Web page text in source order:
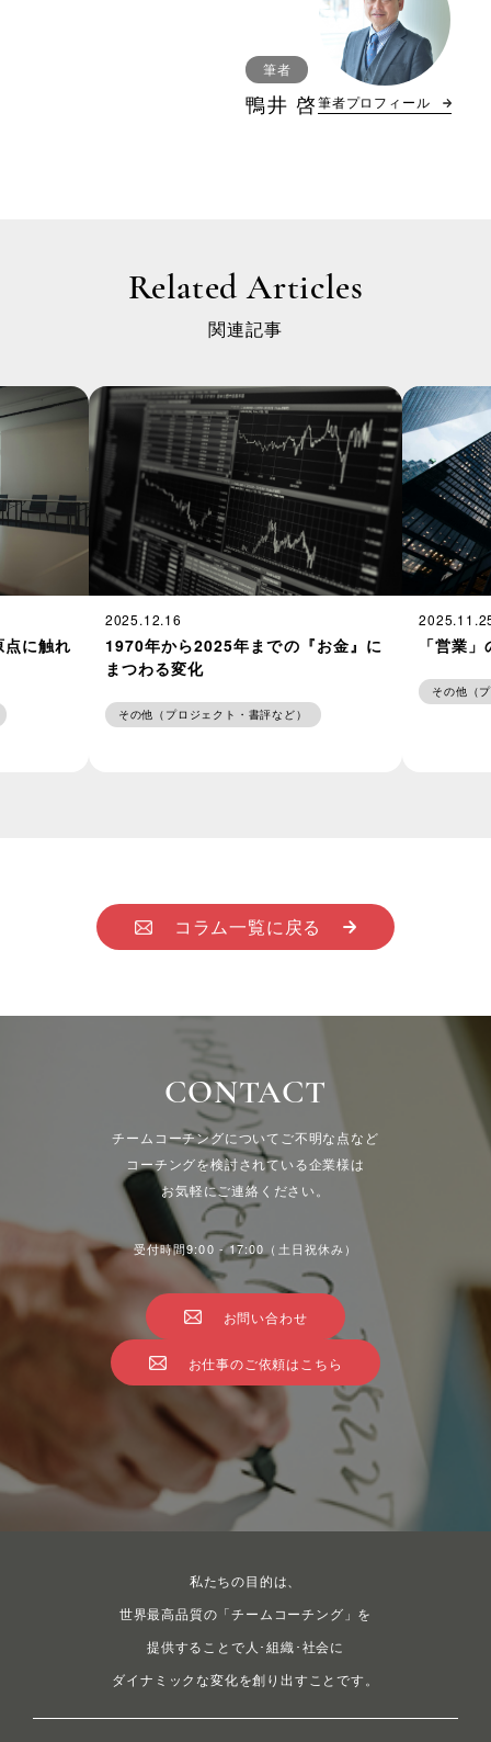
筆者
鴨井 啓筆者プロフィール
Related Articles
関連記事
に触れ
2025.12.16
1970年から2025年までの『お金』に
まつわる変化
その他（プロジェクト・書評など）
「営業
その他（
コラム一覧に戻る
CONTACT
チームコーチングについてご不明な点など
コーチングを検討されている企業様は
お気軽にご連絡ください。
受付時間9:00 - 17:00（土日祝休み）
お問い合わせ
お仕事のご依頼はこちら
私たちの目的は、
世界最高品質の「チームコーチング」を
提供することで人･組織･社会に
ダイナミックな変化を創り出すことです。